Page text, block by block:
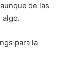
de las
algo.
para la